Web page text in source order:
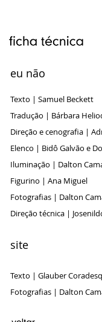
eu não
Texto | Samuel Beckett
Tradução | Bárbara
Direção e cenografia |
Elenco | Bidô Galvão e
Iluminação | Dalton
Figurino | Ana Miguel
Fotografias | Dalton
Direção técnica |
site
Texto | Glauber
Fotografias | Dalton